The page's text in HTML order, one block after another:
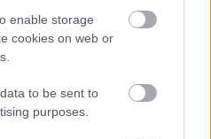
enable storage
cookies on web or
to be sent to
purposes.
5 évre szóló
aSzuhoj
gyártását és